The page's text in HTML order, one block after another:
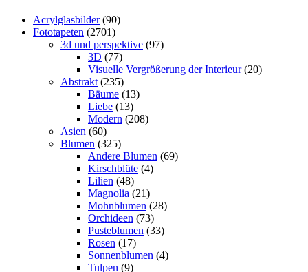
Acrylglasbilder (90)
Fototapeten (2701)
3d und perspektive (97)
3D (77)
Visuelle Vergrößerung der Interieur (20)
Abstrakt (235)
Bäume (13)
Liebe (13)
Modern (208)
Asien (60)
Blumen (325)
Andere Blumen (69)
Kirschblüte (4)
Lilien (48)
Magnolia (21)
Mohnblumen (28)
Orchideen (73)
Pusteblumen (33)
Rosen (17)
Sonnenblumen (4)
Tulpen (9)